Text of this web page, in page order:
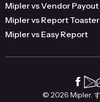
Mipler vs Vendor Payout
Mipler vs Report Toaster
Mipler vs Easy Report
© 2026 Mipler. す